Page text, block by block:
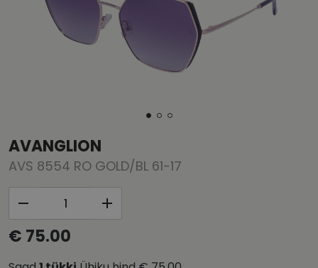
AVANGLION
AVS 8554 RO GOLD/BL 61-17
€ 75.00